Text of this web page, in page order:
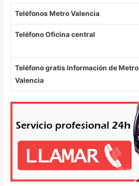
Teléfonos Metro Valencia
Teléfono Oficina central
Teléfono gratis Información de Metro
Valencia